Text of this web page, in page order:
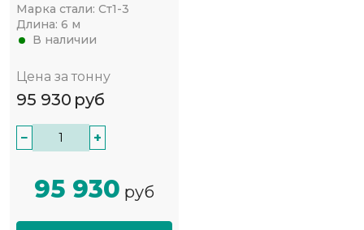
Марка стали: Ст1-3
Длина: 6 м
В наличии
Цена за тонну
95 930 руб
− +
95 930 руб